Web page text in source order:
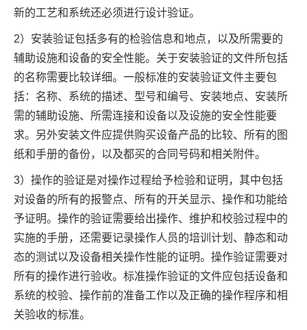
新的工艺和系统还必须进行设计验证。
2）安装验证包括多有的检验信息和地点，以及所需要的
辅助设施和设备的安全性能。关于安装验证的文件所包括
的名称需要比较详细。一般标准的安装验证文件主要包
括：名称、系统的描述、型号和编号、安装地点、安装所
需的辅助设施、所需连接和设备以及设施的安全性能要
求。另外安装文件应提供购买设备产品的比较、所有的图
纸和手册的备份，以及都买的合同号码和相关附件。
3）操作的验证是对操作过程给予检验和证明，其中包括
对设备的所有的报警点、所有的开关显示、操作和功能给
予证明。操作的验证需要给出操作、维护和校验过程中的
实施的手册，还需要记录操作人员的培训计划、静态和动
态的测试以及设备相关操作性能的证明。操作验证需要对
所有的操作进行验收。标准操作验证的文件应包括设备和
系统的校验、操作前的准备工作以及正确的操作程序和相
关验收的标准。